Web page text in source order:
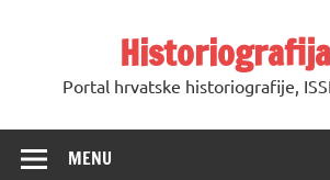
Portal hrvatske historiografije,
MENU